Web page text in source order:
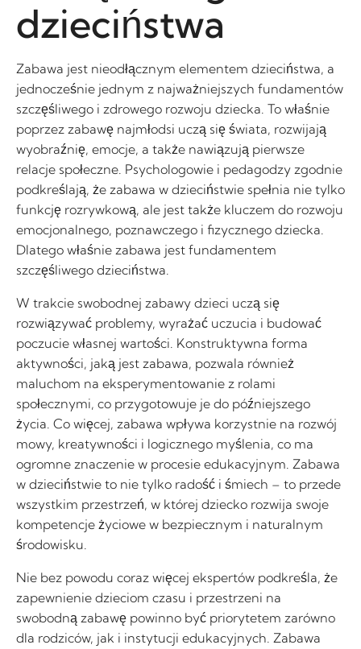
dzieciństwa
Zabawa jest nieodłącznym elementem dzieciństwa, a
jednocześnie jednym z najważniejszych fundamentów
szczęśliwego i zdrowego rozwoju dziecka. To właśnie
poprzez zabawę najmłodsi uczą się świata, rozwijają
wyobraźnię, emocje, a także nawiązują pierwsze
relacje społeczne. Psychologowie i pedagodzy zgodnie
podkreślają, że zabawa w dzieciństwie spełnia nie tylko
funkcję rozrywkową, ale jest także kluczem do rozwoju
emocjonalnego, poznawczego i fizycznego dziecka.
Dlatego właśnie zabawa jest fundamentem
szczęśliwego dzieciństwa.
W trakcie swobodnej zabawy dzieci uczą się
rozwiązywać problemy, wyrażać uczucia i budować
poczucie własnej wartości. Konstruktywna forma
aktywności, jaką jest zabawa, pozwala również
maluchom na eksperymentowanie z rolami
społecznymi, co przygotowuje je do późniejszego
życia. Co więcej, zabawa wpływa korzystnie na rozwój
mowy, kreatywności i logicznego myślenia, co ma
ogromne znaczenie w procesie edukacyjnym. Zabawa
w dzieciństwie to nie tylko radość i śmiech – to przede
wszystkim przestrzeń, w której dziecko rozwija swoje
kompetencje życiowe w bezpiecznym i naturalnym
środowisku.
Nie bez powodu coraz więcej ekspertów podkreśla, że
zapewnienie dzieciom czasu i przestrzeni na
swobodną zabawę powinno być priorytetem zarówno
dla rodziców, jak i instytucji edukacyjnych. Zabawa